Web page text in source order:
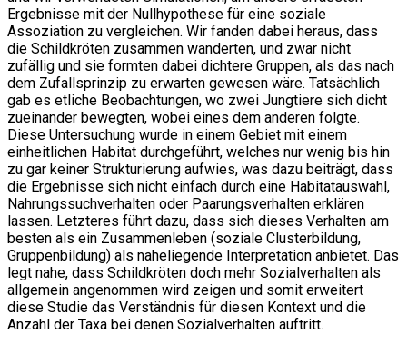
Ergebnisse mit der Nullhypothese für eine soziale
Assoziation zu vergleichen. Wir fanden dabei heraus, dass
die Schildkröten zusammen wanderten, und zwar nicht
zufällig und sie formten dabei dichtere Gruppen, als das nach
dem Zufallsprinzip zu erwarten gewesen wäre. Tatsächlich
gab es etliche Beobachtungen, wo zwei Jungtiere sich dicht
zueinander bewegten, wobei eines dem anderen folgte.
Diese Untersuchung wurde in einem Gebiet mit einem
einheitlichen Habitat durchgeführt, welches nur wenig bis hin
zu gar keiner Strukturierung aufwies, was dazu beiträgt, dass
die Ergebnisse sich nicht einfach durch eine Habitatauswahl,
Nahrungssuchverhalten oder Paarungsverhalten erklären
lassen. Letzteres führt dazu, dass sich dieses Verhalten am
besten als ein Zusammenleben (soziale Clusterbildung,
Gruppenbildung) als naheliegende Interpretation anbietet. Das
legt nahe, dass Schildkröten doch mehr Sozialverhalten als
allgemein angenommen wird zeigen und somit erweitert
diese Studie das Verständnis für diesen Kontext und die
Anzahl der Taxa bei denen Sozialverhalten auftritt.